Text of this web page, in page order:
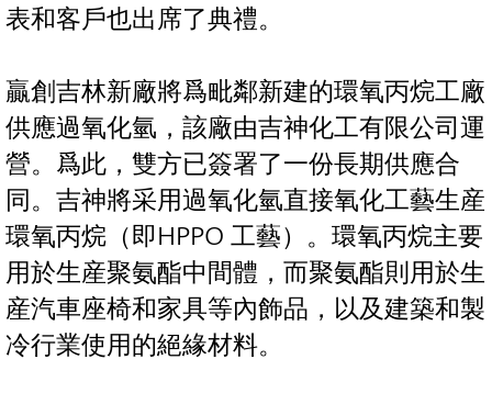
表和客戶也出席了典禮。
贏創吉林新廠將爲毗鄰新建的環氧丙烷工廠
供應過氧化氫，該廠由吉神化工有限公司運
營。爲此，雙方已簽署了一份長期供應合
同。吉神將采用過氧化氫直接氧化工藝生産
環氧丙烷（即HPPO 工藝）。環氧丙烷主要
用於生産聚氨酯中間體，而聚氨酯則用於生
産汽車座椅和家具等內飾品，以及建築和製
冷行業使用的絕緣材料。